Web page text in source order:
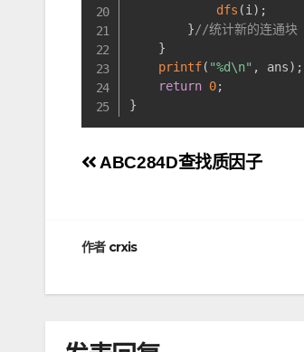
dfs (i) ;
}//统计新的连通块
}
printf( "%d\n" , ans) ;
return 0;
}
文
导
ABC284D查找质因子
作者 crxis